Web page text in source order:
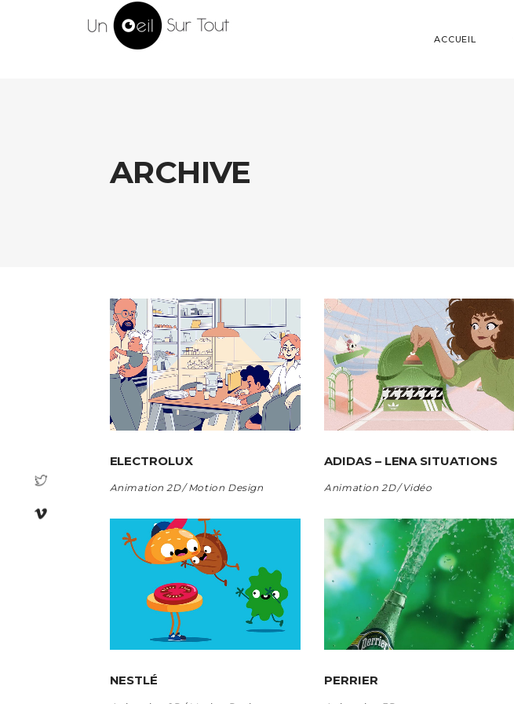
ACCUEIL
ARCHIVE
ELECTROLUX
Animation 2D Motion Design
ADIDAS – LENA SITUATIONS
Animation 2D Vidéo
NESTLÉ PERRIER